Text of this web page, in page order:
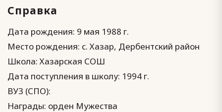
Справка
Дата рождения: 9 мая 1988 г.
Место рождения: с. Хазар, Дербентский район
Школа: Хазарская СОШ
Дата поступления в школу: 1994 г.
ВУЗ (СПО):
Награды: орден Мужества